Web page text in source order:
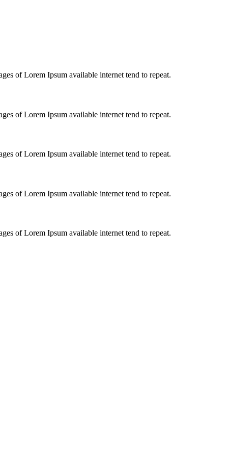
of Lorem Ipsum available internet tend to repeat.
of Lorem Ipsum available internet tend to repeat.
of Lorem Ipsum available internet tend to repeat.
of Lorem Ipsum available internet tend to repeat.
of Lorem Ipsum available internet tend to repeat.